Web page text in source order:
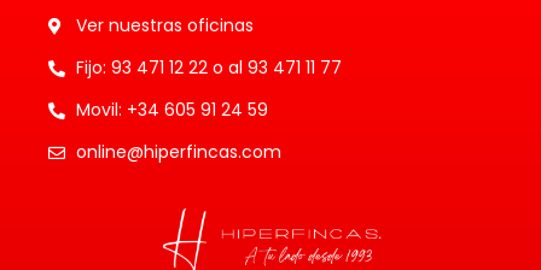
Ver nuestras oficinas
Fijo: 93 471 12 22 o al 93 471 11 77
Movil: +34 605 91 24 59
online@hiperfincas.com